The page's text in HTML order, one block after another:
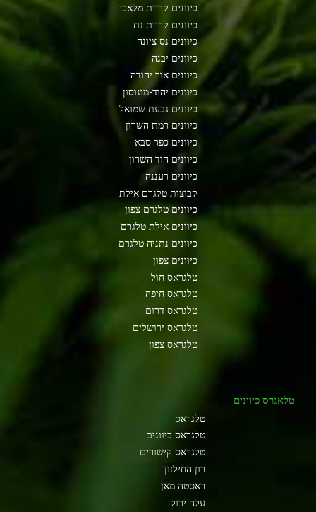
כיוונים קריית מלאכי
כיוונים קריית גת
כיוונים נס ציונה
כיוונים יבנה
כיוונים אור יהודה
כיוונים יהוד-מונוסון
כיוונים גבעת שמואל
כיוונים רמת השרון
כיוונים כפר סבא
כיוונים הוד השרון
כיוונים רעננה
קבוצות טלגרם אילת
כיוונים טלגרם צפון
כיוונים אילת טלגרם
כיוונים נתניה טלגרם
כיוונים צפון
טלגראס חול
טלגראס חיפה
טלגראס דרום
טלגראס ירושלים
טלגראס צפון
טלאגרס כיוונים
טלגראס
טלגראס כיוונים
טלגראס קישורים
רון החילזון
ראסטה מאן
עלה ירוק